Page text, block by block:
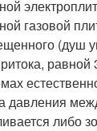
газовой
(душ
равной
давления
либо